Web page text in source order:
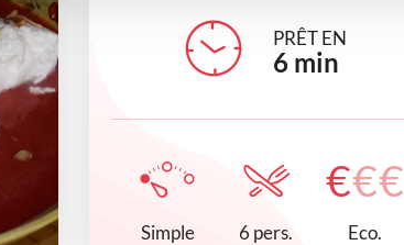
PRÊT EN
6 min
Simple 6 pers.
€€€
Eco.